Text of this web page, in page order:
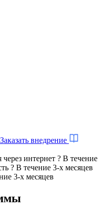
Заказать внедрение
интернет ? В течение
? В течение 3-х месяцев
3-х месяцев